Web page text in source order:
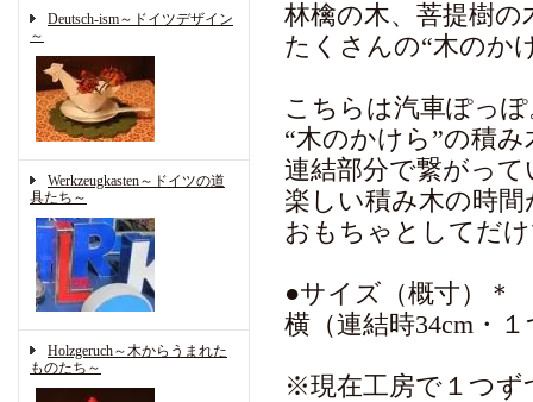
Deutsch-ism～ドイツデザイン
～
Werkzeugkasten～ドイツの道
具たち～
Holzgeruch～木からうまれた
ものたち～
林檎の木、菩提樹の
たくさんの“木のか
こちらは汽車ぽっぽ
“木のかけら”の積
連結部分で繋がっ
楽しい積み木の時
おもちゃとしてだ
●サイズ（概寸）＊
横（連結時34cm・
※現在工房で１つず